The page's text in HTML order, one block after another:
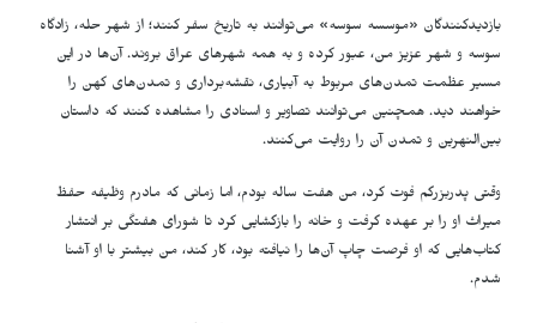
بازدیدکنندگان «موسسه سوسه» می‌توانند به تاریخ سفر کنند؛ از شهر حله، زادگاه
سوسه و شهر عزیز من، عبور کرده و به همه شهرهای عراق بروند. آن‌ها در این
مسیر عظمت تمدن‌های مربوط به آبیاری، نقشه‌برداری و تمدن‌های کهن را
خواهند دید. همچنین می‌توانند تصاویر و اسنادی را مشاهده کنند که داستان
بین‌النهرین و تمدن آن را روایت می‌کنند.
وقتی پدربزرگم فوت کرد، من هفت ساله بودم، اما زمانی که مادرم وظیفه حفظ
میراث او را بر عهده گرفت و خانه را بازگشایی کرد تا شورای هفتگی بر انتشار
کتاب‌هایی که او فرصت چاپ آن‌ها را نیافته بود، کار کند، من بیشتر با او آشنا
شدم.